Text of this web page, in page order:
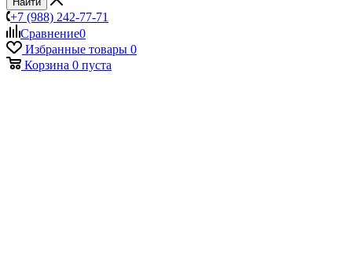
+7 (988) 242-77-71
Сравнение0
Избранные товары 0
Корзина 0 пуста